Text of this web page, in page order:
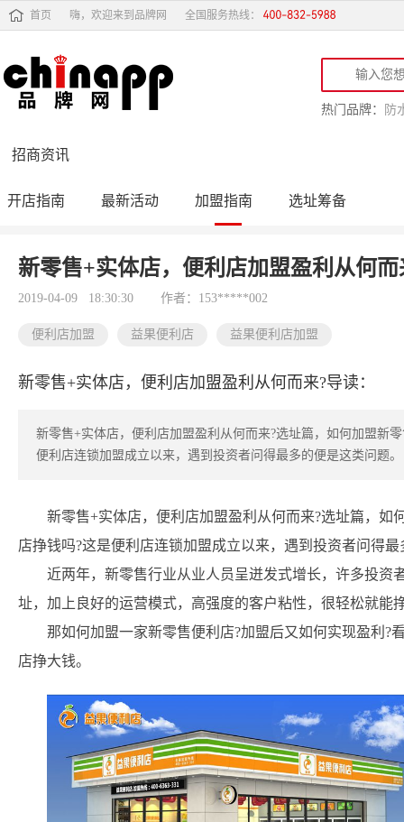
首页 嗨，欢迎来到品牌网 全国服务热线：
热门品牌： 防
招商资讯
开店指南 最新活动 加盟指南 选址筹备
新零售+实体店，便利店加盟盈利从何而
2019-04-09 18:30:30 作者：153*****002
便利店加盟 益果便利店 益果便利店加盟
新零售+实体店，便利店加盟盈利从何而来?导读：
新零售+实体店，便利店加盟盈利从何而来?选址篇，如何加盟新
便利店连锁加盟成立以来，遇到投资者问得最多的便是这类问题。
新零售+实体店，便利店加盟盈利从何而来?选址篇，
店挣钱吗?这是便利店连锁加盟成立以来，遇到投资者问得
近两年，新零售行业从业人员呈迸发式增长，许多投资
址，加上良好的运营模式，高强度的客户粘性，很轻松就能
那如何加盟一家新零售便利店?加盟后又如何实现盈利
店挣大钱。